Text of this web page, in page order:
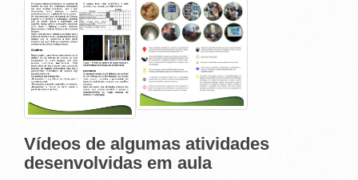
Vídeos de algumas atividades
desenvolvidas em aula